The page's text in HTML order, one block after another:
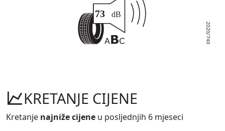
KRETANJE CIJENE
Kretanje najniže cijene u posljednjih 6 mjeseci